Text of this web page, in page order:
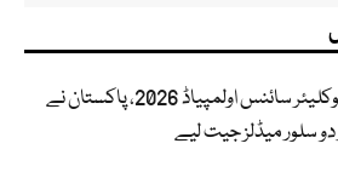
انٹرنیشنل نیوکلیئر سائنس اولمپیاڈ 2026، پاکستان نے
دو سلور میڈلز جیت لیے